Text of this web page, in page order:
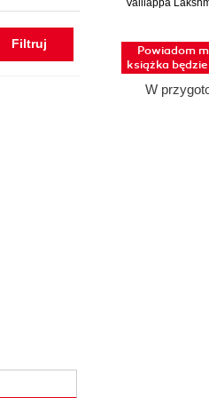
Valliappa
Powiadom
książka
W